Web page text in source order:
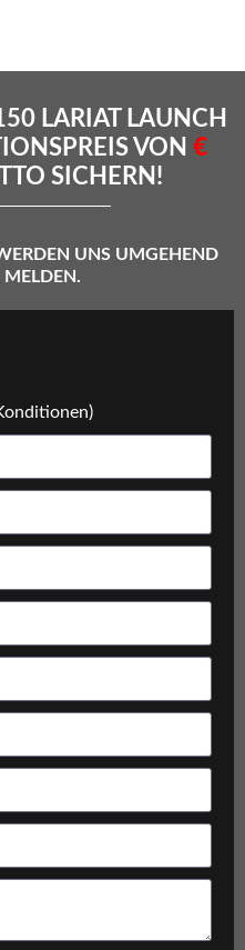
LARIAT LAUNCH
VON €
SICHERN!
UNS UMGEHEND
MELDEN.